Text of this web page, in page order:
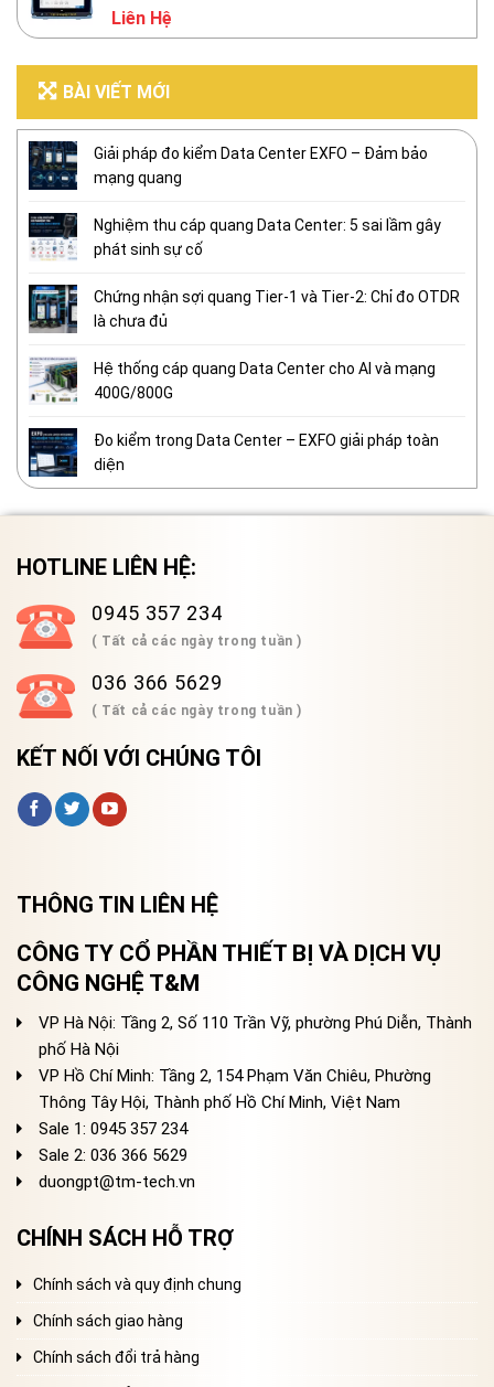
Liên Hệ
BÀI VIẾT MỚI
Giải pháp đo kiểm Data Center EXFO – Đảm bảo
mạng quang
Nghiệm thu cáp quang Data Center: 5 sai lầm gây
phát sinh sự cố
Chứng nhận sợi quang Tier-1 và Tier-2: Chỉ đo OTDR
là chưa đủ
Hệ thống cáp quang Data Center cho AI và mạng
400G/800G
Đo kiểm trong Data Center – EXFO giải pháp toàn
diện
HOTLINE LIÊN HỆ:
0945 357 234
( Tất cả các ngày trong tuần )
036 366 5629
( Tất cả các ngày trong tuần )
KẾT NỐI VỚI CHÚNG TÔI
THÔNG TIN LIÊN HỆ
CÔNG TY CỔ PHẦN THIẾT BỊ VÀ DỊCH VỤ
CÔNG NGHỆ T&M
VP Hà Nội: Tầng 2, Số 110 Trần Vỹ, phường Phú Diễn, Thành
phố Hà Nội
VP Hồ Chí Minh: Tầng 2, 154 Phạm Văn Chiêu, Phường
Thông Tây Hội, Thành phố Hồ Chí Minh, Việt Nam
Sale 1: 0945 357 234
Sale 2: 036 366 5629
duongpt@tm-tech.vn
CHÍNH SÁCH HỖ TRỢ
Chính sách và quy định chung
Chính sách giao hàng
Chính sách đổi trả hàng